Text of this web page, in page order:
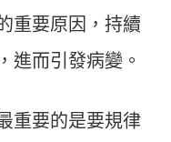
重要原因，持續
進而引發病變。
重要的是要規律